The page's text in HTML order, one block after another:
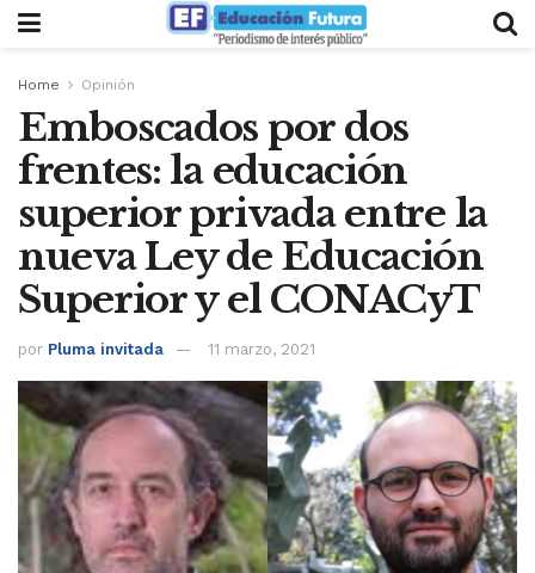
Home Opinión
Emboscados por dos
frentes: la educación
superior privada entre la
nueva Ley de Educación
Superior y el CONACyT
por Pluma invitada 11 marzo, 2021